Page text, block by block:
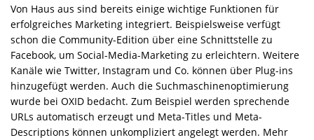
Von Haus aus sind bereits einige wichtige Funktionen für
erfolgreiches Marketing integriert. Beispielsweise verfügt
schon die Community-Edition über eine Schnittstelle zu
Facebook, um Social-Media-Marketing zu erleichtern. Weitere
Kanäle wie Twitter, Instagram und Co. können über Plug-ins
hinzugefügt werden. Auch die Suchmaschinenoptimierung
wurde bei OXID bedacht. Zum Beispiel werden sprechende
URLs automatisch erzeugt und Meta-Titles und Meta-
Descriptions können unkompliziert angelegt werden. Mehr